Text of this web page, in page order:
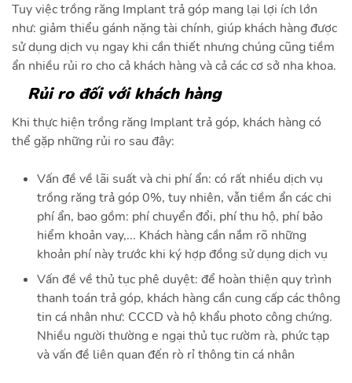
Tuy việc trồng răng Implant trả góp mang lại lợi ích lớn
như: giảm thiểu gánh nặng tài chính, giúp khách hàng được
sử dụng dịch vụ ngay khi cần thiết nhưng chúng cũng tiềm
ẩn nhiều rủi ro cho cả khách hàng và cả các cơ sở nha khoa.
Rủi ro đối với khách hàng
Khi thực hiện trồng răng Implant trả góp, khách hàng có
thể gặp những rủi ro sau đây:
Vấn đề về lãi suất và chi phí ẩn: có rất nhiều dịch vụ
trồng răng trả góp 0%, tuy nhiên, vẫn tiềm ẩn các chi
phí ẩn, bao gồm: phí chuyển đổi, phí thu hộ, phí bảo
hiểm khoản vay,... Khách hàng cần nắm rõ những
khoản phí này trước khi ký hợp đồng sử dụng dịch vụ
Vấn đề về thủ tục phê duyệt: để hoàn thiện quy trình
thanh toán trả góp, khách hàng cần cung cấp các thông
tin cá nhân như: CCCD và hộ khẩu photo công chứng.
Nhiều người thường e ngại thủ tục rườm rà, phức tạp
và vấn đề liên quan đến rò rỉ thông tin cá nhân